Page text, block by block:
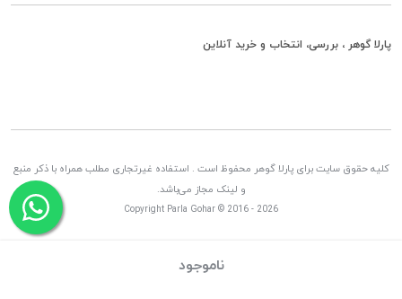
ناموجود
پارلا گوهر ، بررسی، انتخاب و خرید آنلاین
کلیه حقوق سایت برای پارلا گوهر محفوظ است . استفاده غیرتجاری مطلب همراه با ذکر منبع
و لینک مجاز می‌باشد.
Copyright Parla Gohar © 2016 - 2026